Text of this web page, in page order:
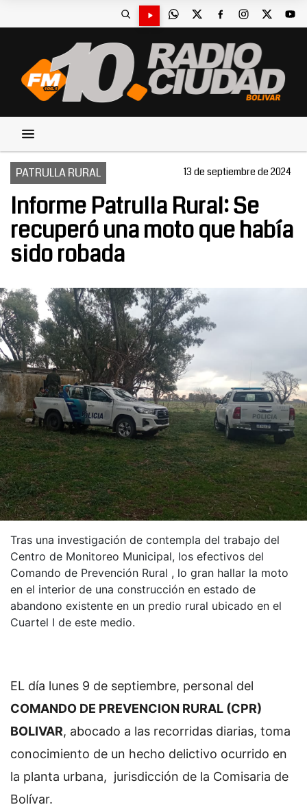
PATRULLA RURAL 13 de septiembre de 2024
Informe Patrulla Rural: Se
recuperó una moto que había
sido robada
Tras una investigación de contempla del trabajo del
Centro de Monitoreo Municipal, los efectivos del
Comando de Prevención Rural , lo gran hallar la moto
en el interior de una construcción en estado de
abandono existente en un predio rural ubicado en el
Cuartel I de este medio.
EL día lunes 9 de septiembre, personal del
COMANDO DE PREVENCION RURAL (CPR)
BOLIVAR, abocado a las recorridas diarias, toma
conocimiento de un hecho delictivo ocurrido en
la planta urbana, jurisdicción de la Comisaria de
Bolívar.